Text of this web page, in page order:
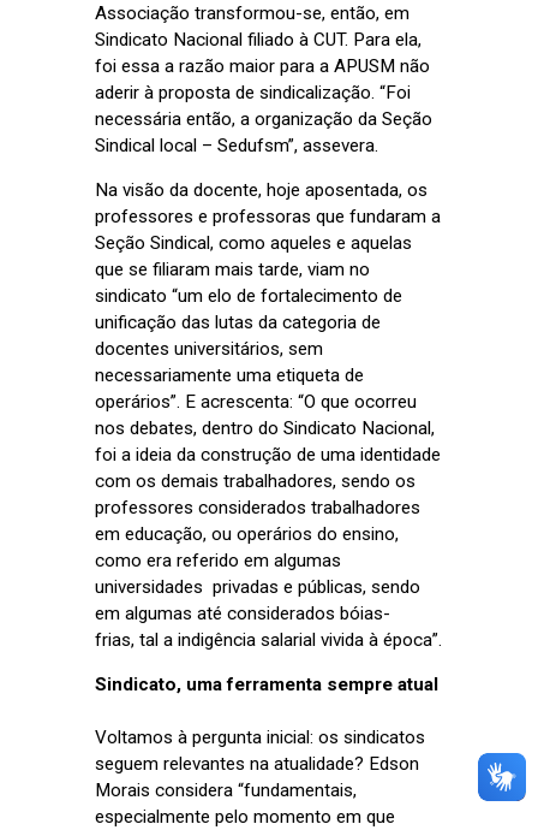
Associação transformou-se, então, em
Sindicato Nacional filiado à CUT. Para ela,
foi essa a razão maior para a APUSM não
aderir à proposta de sindicalização. “Foi
necessária então, a organização da Seção
Sindical local – Sedufsm”, assevera.
Na visão da docente, hoje aposentada, os
professores e professoras que fundaram a
Seção Sindical, como aqueles e aquelas
que se filiaram mais tarde, viam no
sindicato “um elo de fortalecimento de
unificação das lutas da categoria de
docentes universitários, sem
necessariamente uma etiqueta de
operários”. E acrescenta: “O que ocorreu
nos debates, dentro do Sindicato Nacional,
foi a ideia da construção de uma identidade
com os demais trabalhadores, sendo os
professores considerados trabalhadores
em educação, ou operários do ensino,
como era referido em algumas
universidades privadas e públicas, sendo
em algumas até considerados bóias-
frias, tal a indigência salarial vivida à época”.
Sindicato, uma ferramenta sempre atual
Voltamos à pergunta inicial: os sindicatos
seguem relevantes na atualidade? Edson
Morais considera “fundamentais,
especialmente pelo momento em que